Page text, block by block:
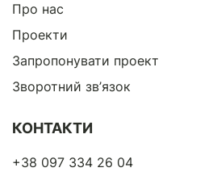
Про нас
Проекти
Запропонувати проект
Зворотний зв’язок
КОНТАКТИ
+38 097 334 26 04